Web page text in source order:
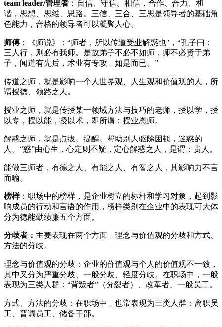
team leader/管理者 ：自信、守信、相信，合作、合力、和
谐，思想、思维、思路。三信、三合、三思是领导者的基础角
色能力，合格的领导者可以凝聚人心。
师傅：《师说》：“师者，所以传道受业解惑也”，“孔子曰：
三人行，则必有我师。是故弟子不必不如师，师不必贤于弟
子，闻道有先后，术业有专攻，如是而已。”
传道之师，就是影响一个人世界观、人生观和价值观的人，所
谓授德、领路之人。
授业之师，就是传授某一领域方法与技巧的老师，授以学，授
以专，授以能，授以术，即所谓：授业恩师。
解惑之师，就是点拔、提醒、帮助别人驱除困顿，迷惑的
人。“惑”由心生，心定则不疑，定心解惑之人，是谓：贵人。
能做三师者，有德之人、有能之人、有智之人，其影响力不言
而喻。
榜样：职场中的榜样，是企业树立的标杆和学习对象，起到影
响成员的行动和言语的作用，榜样类别在企业中的表现可大体
分为德能勤绩廉五个方面。
分歧者： 主要表现在两个方面，理念与价值观的分歧和方式、
方法的分歧。
理念与价值观的分歧：企业的价值观与个人的价值观不一致，
其中又分为严重分歧、一般分歧、轻度分歧。在职场中，一般
表现为三类人群：“背叛者”（分裂者）、改革者、一般员工。
方式、方法的分歧：在职场中，也常表现为三类人群：离职员
工、普调员工、储备干部。